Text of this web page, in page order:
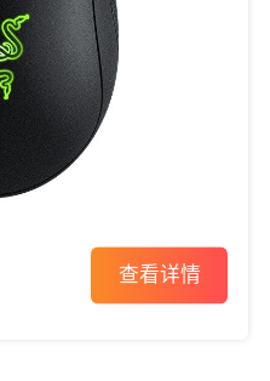
查看详情